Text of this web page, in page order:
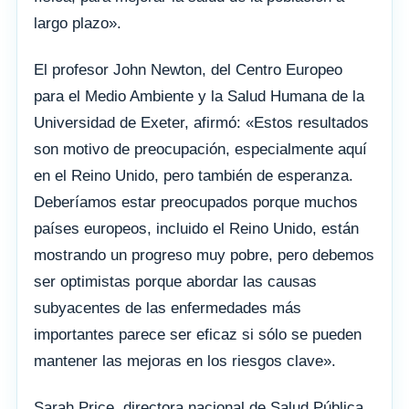
largo plazo».
El profesor John Newton, del Centro Europeo
para el Medio Ambiente y la Salud Humana de la
Universidad de Exeter, afirmó: «Estos resultados
son motivo de preocupación, especialmente aquí
en el Reino Unido, pero también de esperanza.
Deberíamos estar preocupados porque muchos
países europeos, incluido el Reino Unido, están
mostrando un progreso muy pobre, pero debemos
ser optimistas porque abordar las causas
subyacentes de las enfermedades más
importantes parece ser eficaz si sólo se pueden
mantener las mejoras en los riesgos clave».